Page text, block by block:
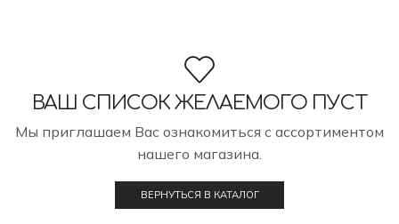
ВАШ СПИСОК ЖЕЛАЕМОГО ПУСТ
Мы приглашаем Вас ознакомиться с ассортиментом
нашего магазина.
ВЕРНУТЬСЯ В КАТАЛОГ